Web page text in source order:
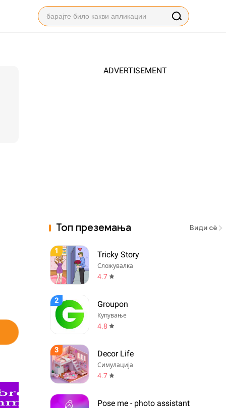
ADVERTISEMENT
Топ преземања Види сè
1 Tricky Story
Сложувалка
4.7
2 Groupon
Купување
4.8
3 Decor Life
Симулација
4.7
Pose me - photo assistant